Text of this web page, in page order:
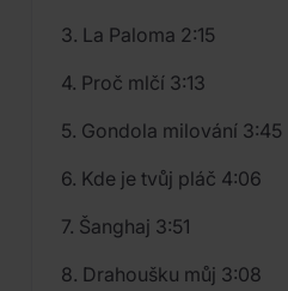
3. La Paloma 2:15
4. Proč mlčí 3:13
5. Gondola milování 3:45
6. Kde je tvůj pláč 4:06
7. Šanghaj 3:51
8. Drahoušku můj 3:08